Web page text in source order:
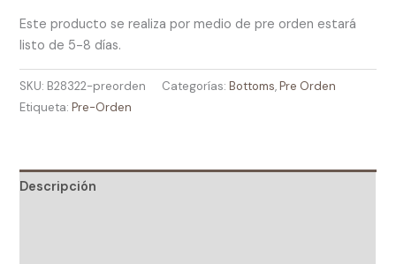
Este producto se realiza por medio de pre orden estará
listo de 5-8 días.
SKU: B28322-preorden Categorías:Bottoms,Pre Orden
Etiqueta:Pre-Orden
Descripción